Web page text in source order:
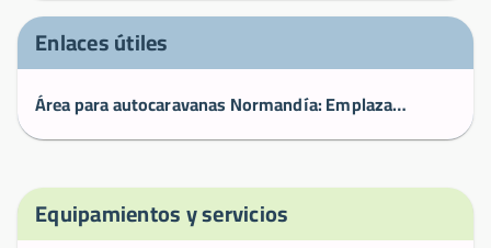
Enlaces útiles
Área para autocaravanas Normandía: Emplazamiento de camping en Cotentin, Manche (50)
Equipamientos y servicios